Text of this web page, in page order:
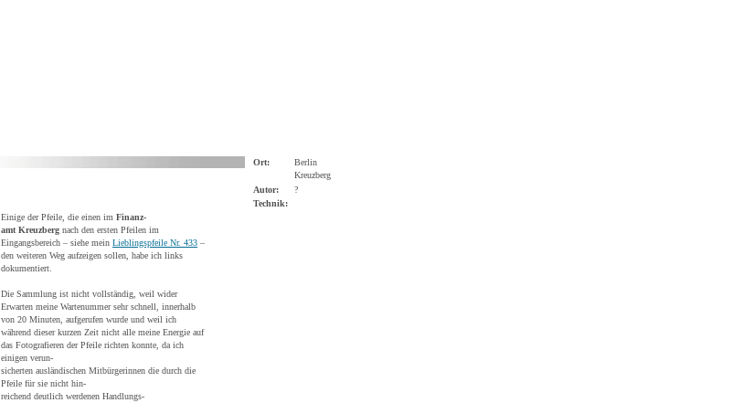
Ort:
Berlin
Kreuzberg
Autor:
?
Technik:
Einige der Pfeile, die einen im Finanz-
amt Kreuzberg nach den ersten Pfeilen im
Eingangsbereich – siehe mein Lieblingspfeile Nr. 433 –
den weiteren Weg aufzeigen sollen, habe ich links
dokumentiert.
Die Sammlung ist nicht vollständig, weil wider
Erwarten meine Wartenummer sehr schnell, innerhalb
von 20 Minuten, aufgerufen wurde und weil ich
während dieser kurzen Zeit nicht alle meine Energie auf
das Fotografieren der Pfeile richten konnte, da ich
einigen verun-
sicherten ausländischen Mitbürgerinnen die durch die
Pfeile für sie nicht hin-
reichend deutlich werdenen Handlungs-